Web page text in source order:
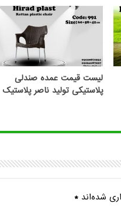
لیست قیمت عمده صندلی
پلاستیکی تولید ناصر پلاستیک
شده‌اند*